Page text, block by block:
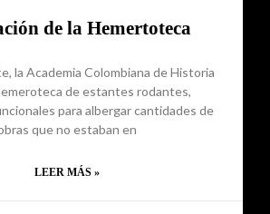
de la Hemertoteca
la Academia Colombiana de Historia
de estantes rodantes,
para albergar cantidades de
que no estaban en
LEER MÁS »